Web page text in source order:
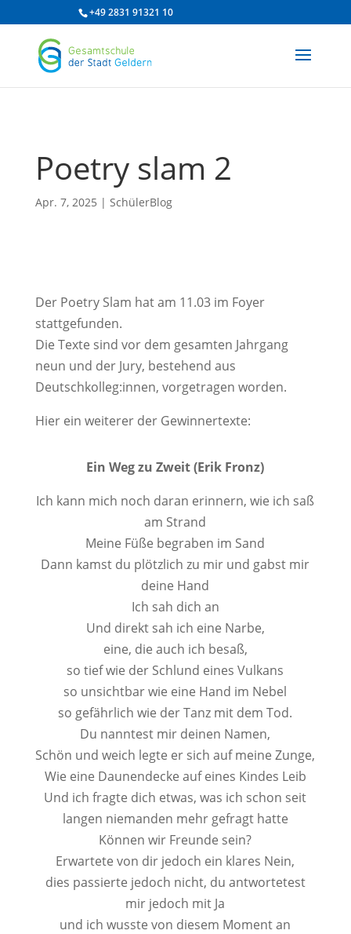
+49 2831 91321 10
Poetry slam 2
Apr. 7, 2025 | SchülerBlog
Der Poetry Slam hat am 11.03 im Foyer
stattgefunden.
Die Texte sind vor dem gesamten Jahrgang
neun und der Jury, bestehend aus
Deutschkolleg:innen, vorgetragen worden.
Hier ein weiterer der Gewinnertexte:
Ein Weg zu Zweit (Erik Fronz)
Ich kann mich noch daran erinnern, wie ich saß
am Strand
Meine Füße begraben im Sand
Dann kamst du plötzlich zu mir und gabst mir
deine Hand
Ich sah dich an
Und direkt sah ich eine Narbe,
eine, die auch ich besaß,
so tief wie der Schlund eines Vulkans
so unsichtbar wie eine Hand im Nebel
so gefährlich wie der Tanz mit dem Tod.
Du nanntest mir deinen Namen,
Schön und weich legte er sich auf meine Zunge,
Wie eine Daunendecke auf eines Kindes Leib
Und ich fragte dich etwas, was ich schon seit
langen niemanden mehr gefragt hatte
Können wir Freunde sein?
Erwartete von dir jedoch ein klares Nein,
dies passierte jedoch nicht, du antwortetest
mir jedoch mit Ja
und ich wusste von diesem Moment an